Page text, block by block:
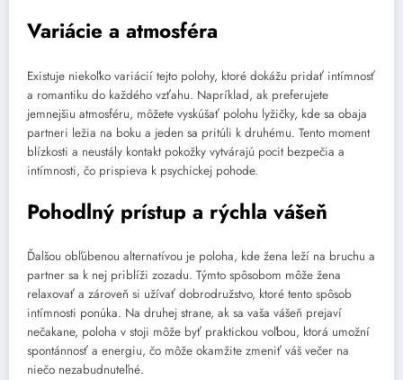
Variácie a atmosféra
Existuje niekoľko variácií tejto polohy, ktoré dokážu pridať intímnosť
a romantiku do každého vzťahu. Napríklad, ak preferujete
jemnejšiu atmosféru, môžete vyskúšať polohu lyžičky, kde sa obaja
partneri ležia na boku a jeden sa pritúli k druhému. Tento moment
blízkosti a neustály kontakt pokožky vytvárajú pocit bezpečia a
intímnosti, čo prispieva k psychickej pohode.
Pohodlný prístup a rýchla vášeň
Ďalšou obľúbenou alternatívou je poloha, kde žena leží na bruchu a
partner sa k nej priblíži zozadu. Týmto spôsobom môže žena
relaxovať a zároveň si užívať dobrodružstvo, ktoré tento spôsob
intímnosti ponúka. Na druhej strane, ak sa vaša vášeň prejaví
nečakane, poloha v stoji môže byť praktickou voľbou, ktorá umožní
spontánnosť a energiu, čo môže okamžite zmeniť váš večer na
niečo nezabudnuteľné.